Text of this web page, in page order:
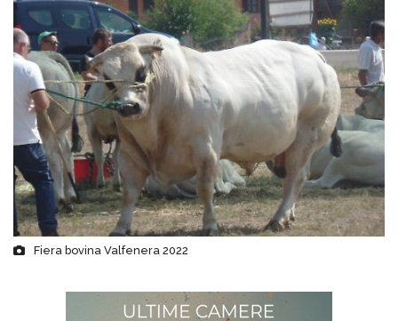
Fiera bovina Valfenera 2022